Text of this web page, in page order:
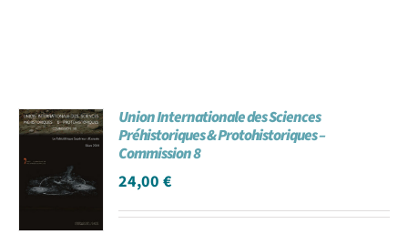
Union Internationale des Sciences
Préhistoriques & Protohistoriques –
Commission 8
24,00€